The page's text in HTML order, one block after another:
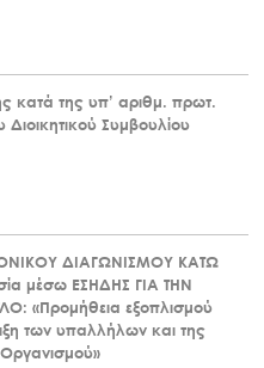
κατά της υπ’ αριθμ. πρωτ.
Συμβουλίου
ΔΙΑΓΩΝΙΣΜΟΥ ΚΑΤΩ
μέσω ΕΣΗΔΗΣ ΓΙΑ ΤΗΝ
«Προμήθεια εξοπλισμού
των υπαλλήλων και της